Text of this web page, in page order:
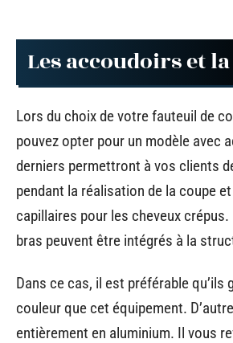
Les accoudoirs et
Lors du choix de votre fauteuil de
pouvez opter pour un modèle avec
derniers permettront à vos clients
pendant la réalisation de la coupe
capillaires pour les cheveux
bras peuvent être intégrés à la
Dans ce cas, il est préférable qu’ils
couleur que cet équipement.
entièrement en aluminium. Il vous